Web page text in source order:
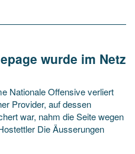
wurde im Netz
Nationale Offensive verliert
Provider, auf dessen
war, nahm die Seite wegen
Die Äusserungen